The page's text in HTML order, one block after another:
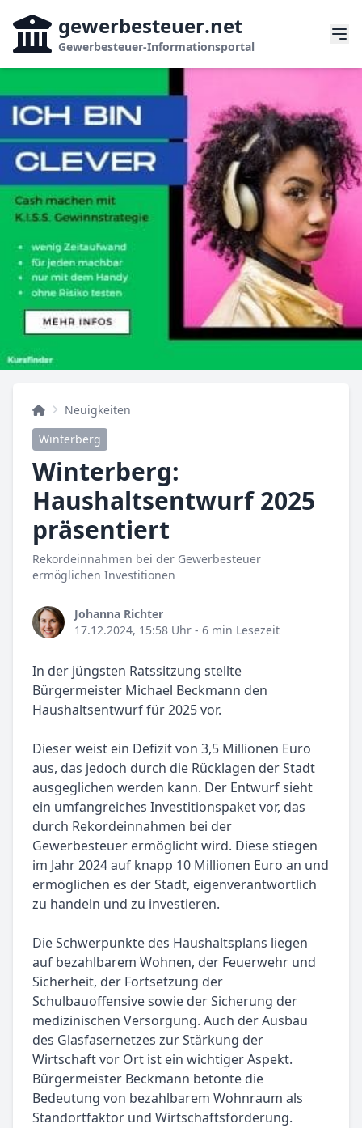
gewerbesteuer.net
Gewerbesteuer-Informationsportal
Neuigkeiten
Winterberg
Winterberg:
Haushaltsentwurf 2025
präsentiert
Rekordeinnahmen bei der Gewerbesteuer
ermöglichen Investitionen
Johanna Richter
17.12.2024, 15:58 Uhr - 6 min Lesezeit
In der jüngsten Ratssitzung stellte
Bürgermeister Michael Beckmann den
Haushaltsentwurf für 2025 vor.
Dieser weist ein Defizit von 3,5 Millionen Euro
aus, das jedoch durch die Rücklagen der Stadt
ausgeglichen werden kann. Der Entwurf sieht
ein umfangreiches Investitionspaket vor, das
durch Rekordeinnahmen bei der
Gewerbesteuer ermöglicht wird. Diese stiegen
im Jahr 2024 auf knapp 10 Millionen Euro an und
ermöglichen es der Stadt, eigenverantwortlich
zu handeln und zu investieren.
Die Schwerpunkte des Haushaltsplans liegen
auf bezahlbarem Wohnen, der Feuerwehr und
Sicherheit, der Fortsetzung der
Schulbauoffensive sowie der Sicherung der
medizinischen Versorgung. Auch der Ausbau
des Glasfasernetzes zur Stärkung der
Wirtschaft vor Ort ist ein wichtiger Aspekt.
Bürgermeister Beckmann betonte die
Bedeutung von bezahlbarem Wohnraum als
Standortfaktor und Wirtschaftsförderung.